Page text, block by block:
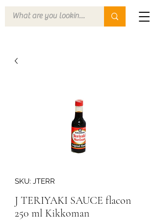
SKU: JTERR
J TERIYAKI SAUCE flacon
250 ml Kikkoman